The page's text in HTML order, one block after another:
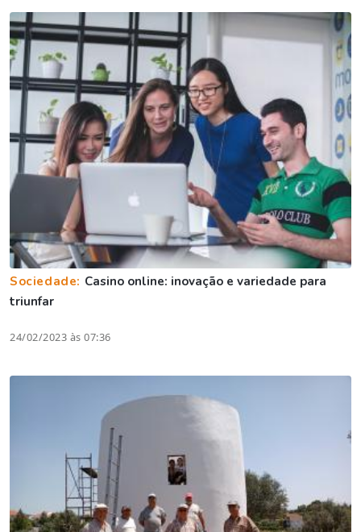
Sociedade: Casino online: inovação e variedade para
triunfar
24/02/2023 às 07:36